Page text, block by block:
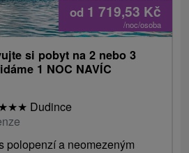
od 1 719,53 Kč
/noc/osoba
si pobyt na 2 nebo 3
1 NOC NAVÍC
★★ Dudince
polopenzí a neomezeným